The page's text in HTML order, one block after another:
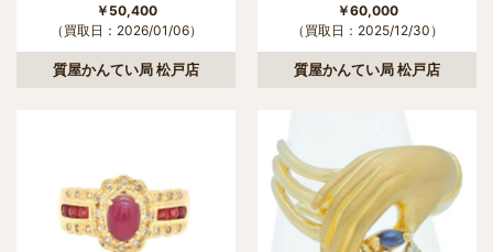
￥50,400
（買取日：2026/01/06）
質屋かんてい局 松戸店
￥60,000
（買取日：2025/12/30）
質屋かんてい局 松戸店